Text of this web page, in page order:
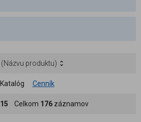
(Názvu produktu)
Katalóg Cenník
15 Celkom 176 záznamov